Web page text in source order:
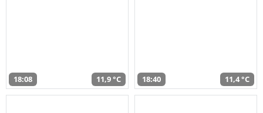
18:08 11,9 °C 18:40 11,4 °C